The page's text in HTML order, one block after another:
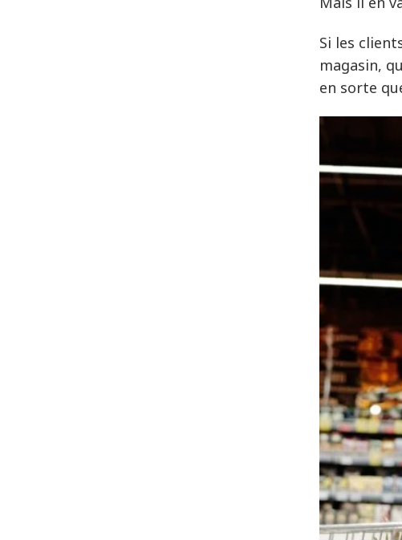
Si les
magasin,
en sorte